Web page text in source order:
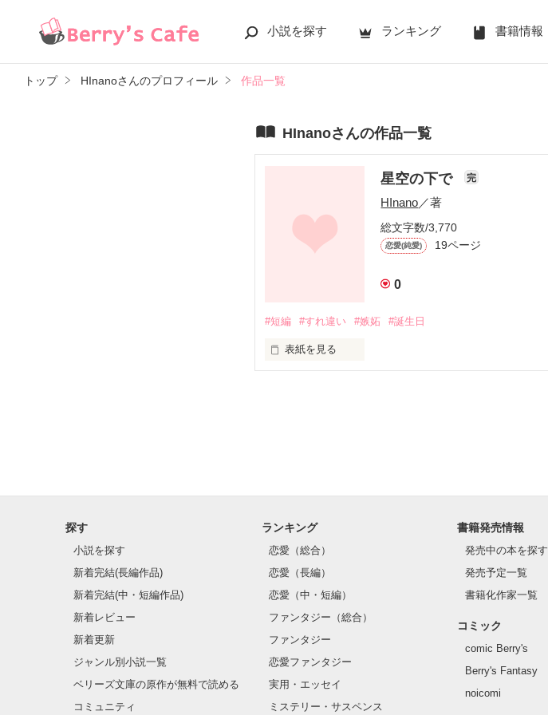
小説を探す ランキング 書籍情報
トップ HInanoさんのプロフィール 作品一覧
HInanoさんの作品一覧
星空の下で 完
HInano／著
総文字数/3,770
恋愛(純愛) 19ページ
0
#短編 #すれ違い #嫉妬 #誕生日
表紙を見る
✼・✼・✼・✼・✼
探す
小説を探す
新着完結(長編作品)
新着完結(中・短編作品)
新着レビュー
新着更新
ジャンル別小説一覧
ベリーズ文庫の原作が無料で読める
コミュニティ
ランキング
恋愛（総合）
恋愛（長編）
恋愛（中・短編）
ファンタジー（総合）
ファンタジー
恋愛ファンタジー
実用・エッセイ
ミステリー・サスペンス
書籍発売情報
発売中の本を探す
発売予定一覧
書籍化作家一覧
コミック
comic Berry's
Berry's Fantasy
noicomi